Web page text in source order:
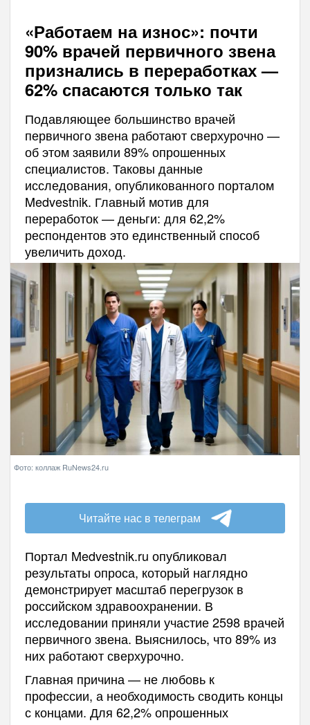
«Работаем на износ»: почти
90% врачей первичного звена
признались в переработках —
62% спасаются только так
Подавляющее большинство врачей
первичного звена работают сверхурочно —
об этом заявили 89% опрошенных
специалистов. Таковы данные
исследования, опубликованного порталом
Medvestnik. Главный мотив для
переработок — деньги: для 62,2%
респондентов это единственный способ
увеличить доход.
Фото: коллаж RuNews24.ru
Читайте нас в телеграм
Портал Medvestnik.ru опубликовал
результаты опроса, который наглядно
демонстрирует масштаб перегрузок в
российском здравоохранении. В
исследовании приняли участие 2598 врачей
первичного звена. Выяснилось, что 89% из
них работают сверхурочно.
Главная причина — не любовь к
профессии, а необходимость сводить концы
с концами. Для 62,2% опрошенных